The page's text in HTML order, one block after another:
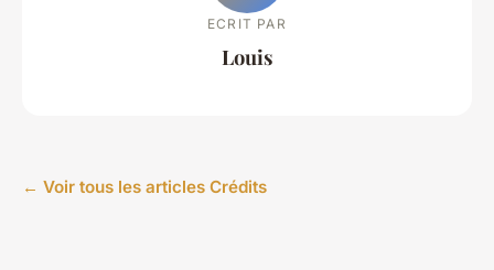
ECRIT PAR
Louis
← Voir tous les articles Crédits